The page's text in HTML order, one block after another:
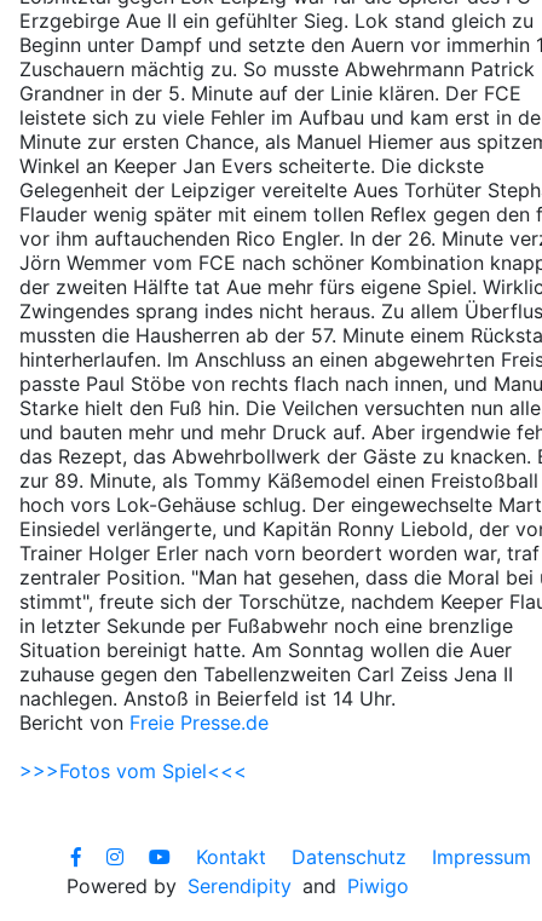
Erzgebirge Aue II ein gefühlter Sieg. Lok stand gleich zu
Beginn unter Dampf und setzte den Auern vor immerhin
Zuschauern mächtig zu. So musste Abwehrmann Patrick
Grandner in der 5. Minute auf der Linie klären. Der FCE
leistete sich zu viele Fehler im Aufbau und kam erst in
Minute zur ersten Chance, als Manuel Hiemer aus
Winkel an Keeper Jan Evers scheiterte. Die dickste
Gelegenheit der Leipziger vereitelte Aues Torhüter
Flauder wenig später mit einem tollen Reflex gegen den
vor ihm auftauchenden Rico Engler. In der 26. Minute
Jörn Wemmer vom FCE nach schöner Kombination
der zweiten Hälfte tat Aue mehr fürs eigene Spiel.
Zwingendes sprang indes nicht heraus. Zu allem
mussten die Hausherren ab der 57. Minute einem
hinterherlaufen. Im Anschluss an einen abgewehrten
passte Paul Stöbe von rechts flach nach innen, und
Starke hielt den Fuß hin. Die Veilchen versuchten nun
und bauten mehr und mehr Druck auf. Aber irgendwie
das Rezept, das Abwehrbollwerk der Gäste zu knacken.
zur 89. Minute, als Tommy Käßemodel einen Freistoßball
hoch vors Lok-Gehäuse schlug. Der eingewechselte
Einsiedel verlängerte, und Kapitän Ronny Liebold, der
Trainer Holger Erler nach vorn beordert worden war,
zentraler Position. "Man hat gesehen, dass die Moral bei
stimmt", freute sich der Torschütze, nachdem Keeper
in letzter Sekunde per Fußabwehr noch eine brenzlige
Situation bereinigt hatte. Am Sonntag wollen die Auer
zuhause gegen den Tabellenzweiten Carl Zeiss Jena II
nachlegen. Anstoß in Beierfeld ist 14 Uhr.
Bericht von Freie Presse.de
>>>Fotos vom Spiel<<<
Kontakt Datenschutz
Impressum
Powered by Serendipity and Piwigo